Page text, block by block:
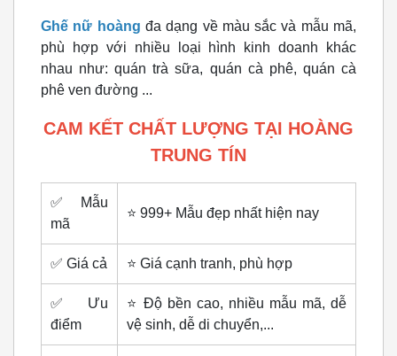
Ghế nữ hoàng đa dạng về màu sắc và mẫu mã,
phù hợp với nhiều loại hình kinh doanh khác
nhau như: quán trà sữa, quán cà phê, quán cà
phê ven đường ...
CAM KẾT CHẤT LƯỢNG TẠI HOÀNG
TRUNG TÍN
✅ Mẫu
mã
⭐️ 999+ Mẫu đẹp nhất hiện nay
✅ Giá cả ⭐️ Giá cạnh tranh, phù hợp
✅ Ưu
điểm
⭐️ Độ bền cao, nhiều mẫu mã, dễ
vệ sinh, dễ di chuyển,...